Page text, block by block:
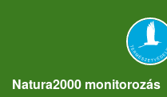
Natura2000 monitorozás